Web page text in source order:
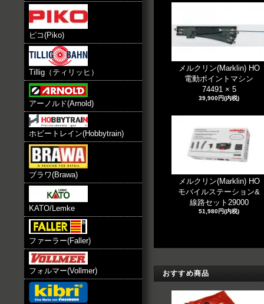
ピコ(Piko)
Tillig（ティリッヒ）
アーノルド(Arnold)
ホビートレイン(Hobbytrain)
ブラワ(Brawa)
KATO/Lemke
ファーラー(Faller)
フォルマー(Vollmer)
メルクリン(Marklin) HO
電動ポイントマシン
74491 × 5
39,900円(内税)
メルクリン(Marklin) HO
モバイルステーション&
線路セット29000
51,980円(内税)
おすすめ商品